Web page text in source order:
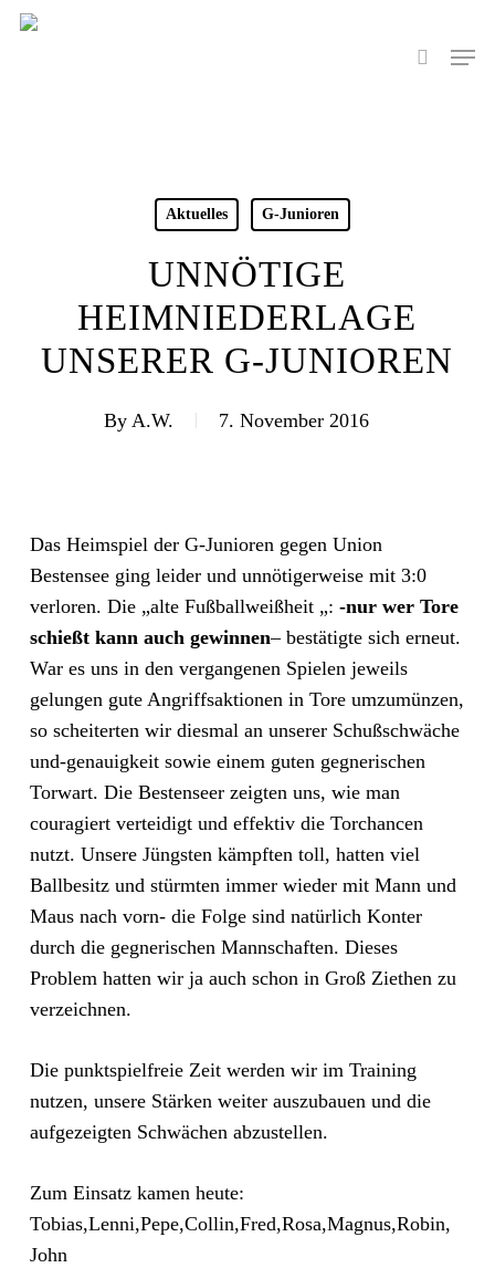
Skip
search
Menu
Aktuelles G-Junioren
UNNÖTIGE
HEIMNIEDERLAGE
UNSERER G-JUNIOREN
By A.W. 7. November 2016
Das Heimspiel der G-Junioren gegen Union
Bestensee ging leider und unnötigerweise mit 3:0
verloren. Die „alte Fußballweißheit „: -nur wer Tore
schießt kann auch gewinnen– bestätigte sich erneut.
War es uns in den vergangenen Spielen jeweils
gelungen gute Angriffsaktionen in Tore umzumünzen,
so scheiterten wir diesmal an unserer Schußschwäche
und-genauigkeit sowie einem guten gegnerischen
Torwart. Die Bestenseer zeigten uns, wie man
couragiert verteidigt und effektiv die Torchancen
nutzt. Unsere Jüngsten kämpften toll, hatten viel
Ballbesitz und stürmten immer wieder mit Mann und
Maus nach vorn- die Folge sind natürlich Konter
durch die gegnerischen Mannschaften. Dieses
Problem hatten wir ja auch schon in Groß Ziethen zu
verzeichnen.
Die punktspielfreie Zeit werden wir im Training
nutzen, unsere Stärken weiter auszubauen und die
aufgezeigten Schwächen abzustellen.
Zum Einsatz kamen heute:
Tobias,Lenni,Pepe,Collin,Fred,Rosa,Magnus,Robin,
John